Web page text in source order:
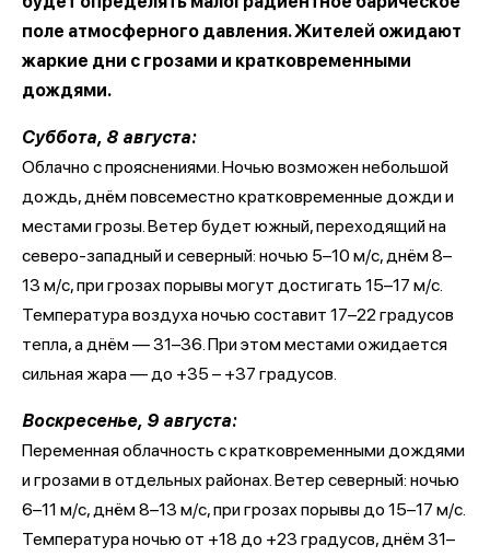
поле атмосферного давления. Жителей ожидают
жаркие дни с грозами и кратковременными
дождями.
Суббота, 8 августа:
Облачно с прояснениями. Ночью возможен небольшой
дождь, днём повсеместно кратковременные дожди и
местами грозы. Ветер будет южный, переходящий на
северо-западный и северный: ночью 5–10 м/с, днём 8–
13 м/с, при грозах порывы могут достигать 15–17 м/с.
Температура воздуха ночью составит 17–22 градусов
тепла, а днём — 31–36. При этом местами ожидается
сильная жара — до +35 – +37 градусов.
Воскресенье, 9 августа:
Переменная облачность с кратковременными дождями
и грозами в отдельных районах. Ветер северный: ночью
6–11 м/с, днём 8–13 м/с, при грозах порывы до 15–17 м/с.
Температура ночью от +18 до +23 градусов, днём 31–